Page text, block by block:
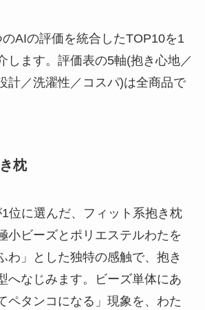
AIの評価を統合したTOP10を1
します。評価表の5軸(抱き心地／
計／洗濯性／コスパ)は全商品で
枕
位に選んだ、フィット系抱き枕
小ビーズとポリエステルわたを
わ」とした独特の感触で、抱き
へなじみます。ビーズ単体にあ
ペタンコになる」現象を、わた